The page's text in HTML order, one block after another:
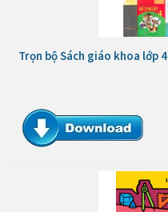
Trọn bộ Sách giáo khoa lớp 4